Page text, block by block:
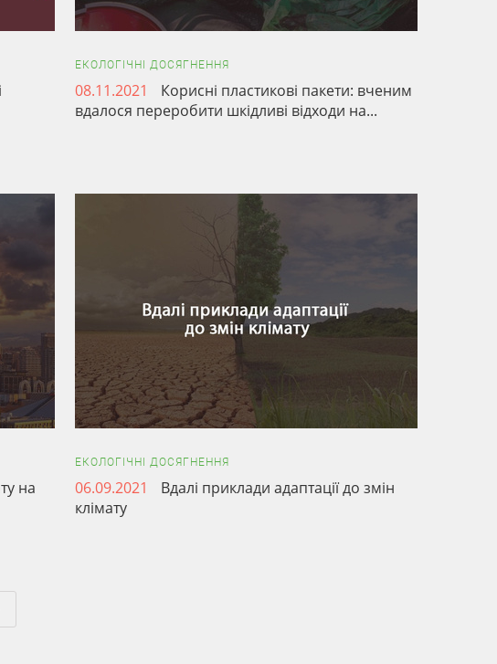
ЕКОЛОГІЧНІ ДОСЯГНЕННЯ
08.11.2021
Корисні пластикові пакети: вченим
вдалося переробити шкідливі відходи на...
на
ЕКОЛОГІЧНІ ДОСЯГНЕННЯ
06.09.2021
Вдалі приклади адаптації до змін
клімату